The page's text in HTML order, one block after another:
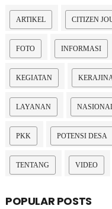
ARTIKEL CITIZEN
FOTO INFORMASI
KEGIATAN
LAYANAN
PKK POTENSI DESA
TENTANG VIDEO
POPULAR POSTS